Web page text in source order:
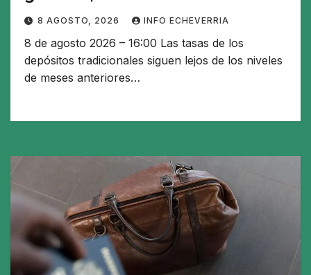
8 AGOSTO, 2026 INFO ECHEVERRIA
8 de agosto 2026 – 16:00 Las tasas de los
depósitos tradicionales siguen lejos de los niveles
de meses anteriores…